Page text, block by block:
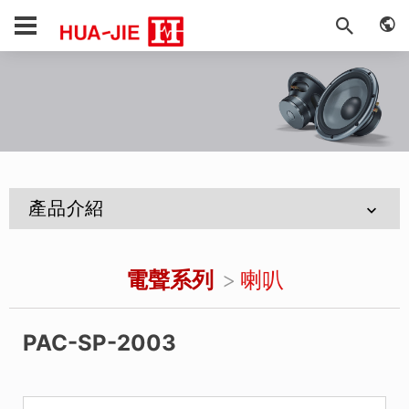
產品介紹
電聲系列 喇叭
PAC-SP-2003